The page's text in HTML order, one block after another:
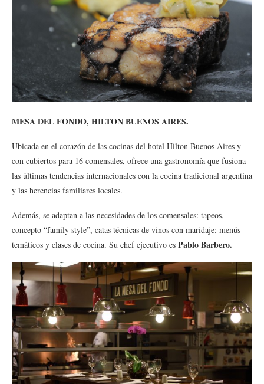
MESA DEL FONDO, HILTON BUENOS AIRES.
Ubicada en el corazón de las cocinas del hotel Hilton Buenos Aires y
con cubiertos para 16 comensales, ofrece una gastronomía que fusiona
las últimas tendencias internacionales con la cocina tradicional argentina
y las herencias familiares locales.
Además, se adaptan a las necesidades de los comensales: tapeos,
concepto “family style”, catas técnicas de vinos con maridaje; menús
temáticos y clases de cocina. Su chef ejecutivo es Pablo Barbero.